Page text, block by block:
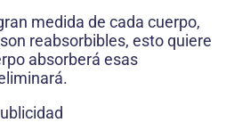
medida de cada cuerpo,
reabsorbibles, esto quiere
absorberá esas